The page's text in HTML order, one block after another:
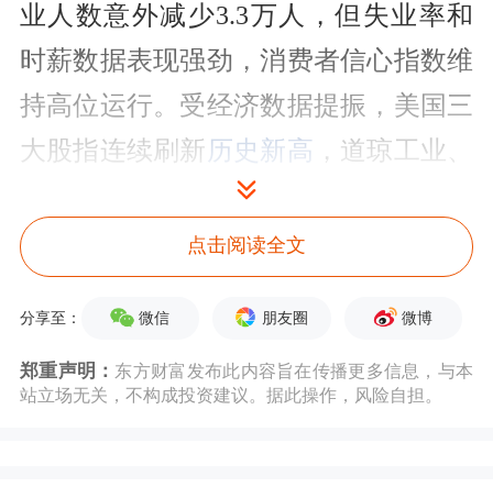
业人数意外减少3.3万人，但失业率和
时薪数据表现强劲，消费者信心指数维
持高位运行。受经济数据提振，美国三
大股指连续刷新 历史新高 ，道琼工业、
纳斯达克
涨4.94%、3.96%和5.79%。欧洲经济复
苏势头强劲，欧元区9月PMI终值为
58.1，是近6年来最高水平，连续51个
月扩张，10月9日公布的欧元区Sentix投
点击阅读全文
分享至： 微信 朋友圈 微博
郑重声明： 东方财富发布此内容旨在传播更多信息，与本
站立场无关，不构成投资建议。据此操作，风险自担。